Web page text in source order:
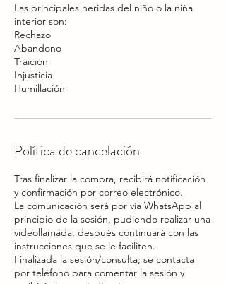
Las principales heridas del niño o la niña
interior son:
Rechazo
Abandono
Traición
Injusticia
Humillación
Política de cancelación
Tras finalizar la compra, recibirá notificación
y confirmación por correo electrónico.
La comunicación será por vía WhatsApp al
principio de la sesión, pudiendo realizar una
videollamada, después continuará con las
instrucciones que se le faciliten.
Finalizada la sesión/consulta; se contacta
por teléfono para comentar la sesión y